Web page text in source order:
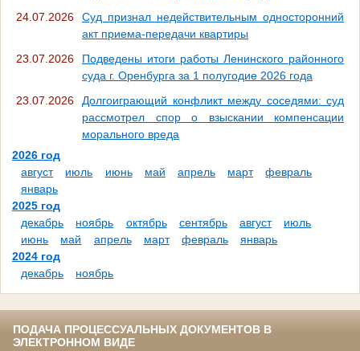
24.07.2026
Суд признал недействительным односторонний
акт приема-передачи квартиры
23.07.2026
Подведены итоги работы Ленинского районного
суда г. Оренбурга за 1 полугодие 2026 года
23.07.2026
Долгоиграющий конфликт между соседями: суд
рассмотрел спор о взыскании компенсации
морального вреда
2026 год
август
июль июнь май апрель март
февраль
январь
2025 год
декабрь
ноябрь октябрь сентябрь август
июль
июнь
май апрель март февраль
январь
2024 год
декабрь
ноябрь
ПОДАЧА ПРОЦЕССУАЛЬНЫХ ДОКУМЕНТОВ В
ЭЛЕКТРОННОМ ВИДЕ